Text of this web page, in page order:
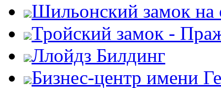
Шильонский замок на
Тройский замок -
Ллойдз Билдинг
Бизнес-центр имени